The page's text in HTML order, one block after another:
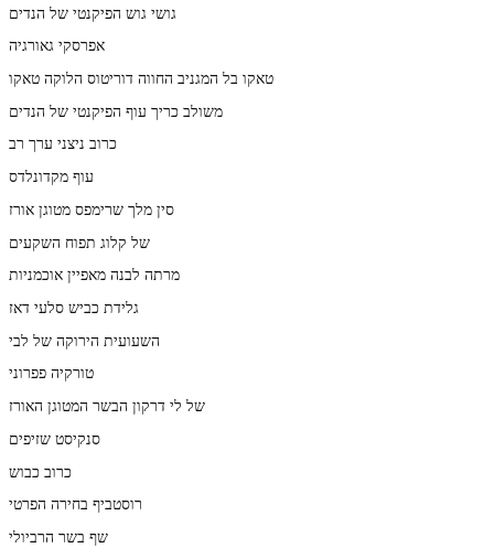
גושי גוש הפיקנטי של הנדים
אפרסקי גאורגיה
טאקו בל המגניב החווה דוריטוס הלוקה טאקו
משולב כריך עוף הפיקנטי של הנדים
כרוב ניצני ערך רב
עוף מקדונלדס
סין מלך שרימפס מטוגן אורז
של קלוג תפוח השקעים
מרתה לבנה מאפיין אוכמניות
גלידת כביש סלעי דאז
השעועית הירוקה של לבי
טורקיה פפרוני
של לי דרקון הבשר המטוגן האורז
סנקיסט שזיפים
כרוב כבוש
רוסטביף בחירה הפרטי
שף בשר הרביולי